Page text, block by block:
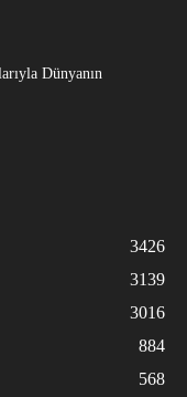
Dünyanın
3426
3139
3016
884
568